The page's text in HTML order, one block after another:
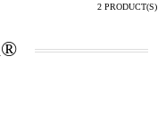
2 PRODUCT(S)